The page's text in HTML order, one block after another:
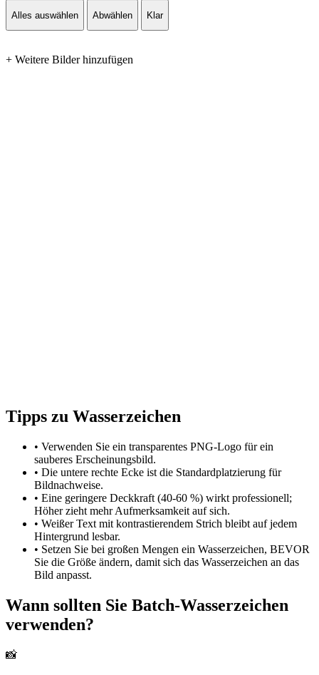
Alles auswählen Abwählen Klar
+ Weitere Bilder hinzufügen
Tipps zu Wasserzeichen
• Verwenden Sie ein transparentes PNG-Logo für ein
sauberes Erscheinungsbild.
• Die untere rechte Ecke ist die Standardplatzierung für
Bildnachweise.
• Eine geringere Deckkraft (40-60 %) wirkt professionell;
Höher zieht mehr Aufmerksamkeit auf sich.
• Weißer Text mit kontrastierendem Strich bleibt auf jedem
Hintergrund lesbar.
• Setzen Sie bei großen Mengen ein Wasserzeichen, BEVOR
Sie die Größe ändern, damit sich das Wasserzeichen an das
Bild anpasst.
Wann sollten Sie Batch-Wasserzeichen
verwenden?
📸